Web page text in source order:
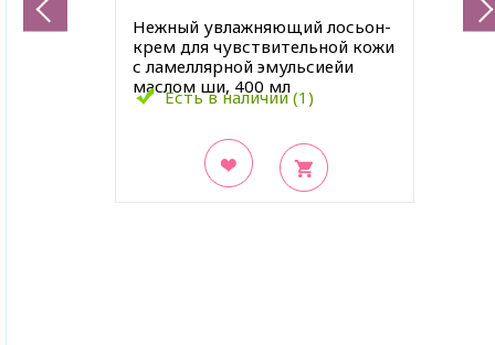
Нежный увлажняющий лосьон-
крем для чувствительной кожи
с ламеллярной эмульсиейи
маслом ши, 400 мл
Есть в наличии (1)